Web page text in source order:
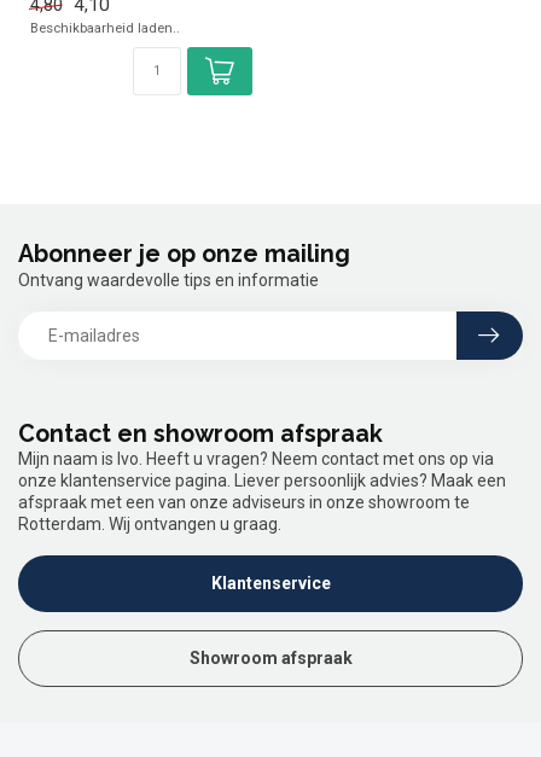
si...
4,80 4,10
Beschikbaarheid laden..
Contact en showroom afspraak
Mijn naam is Ivo. Heeft u vragen? Neem contact met ons op via
onze klantenservice pagina. Liever persoonlijk advies? Maak een
afspraak met een van onze adviseurs in onze showroom te
Rotterdam. Wij ontvangen u graag.
Klantenservice
Showroom afspraak
Abonneer je op onze mailing
Ontvang waardevolle tips en informatie